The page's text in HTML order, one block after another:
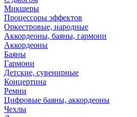
Микшеры
Процессоры эффектов
Оркестровые, народные
Аккордеоны, баяны, гармони
Аккордеоны
Баяны
Гармони
Детские, сувенирные
Концертина
Ремни
Цифровые баяны, аккордеоны
Чехлы